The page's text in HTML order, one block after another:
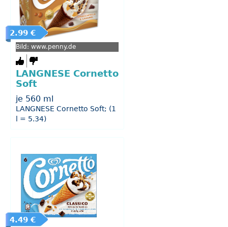
2.99 €
Bild: www.penny.de
LANGNESE Cornetto
Soft
je 560 ml
LANGNESE Cornetto Soft; (1
l = 5.34)
4.49 €